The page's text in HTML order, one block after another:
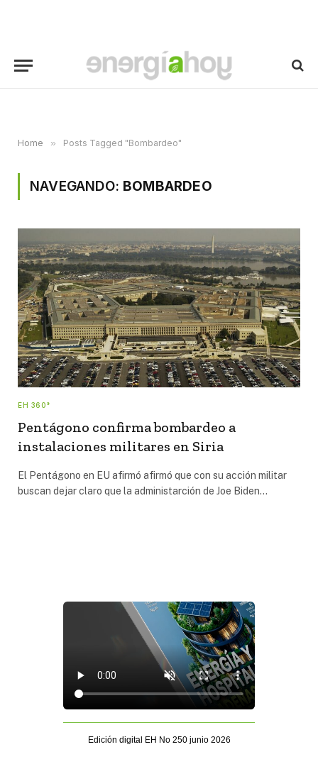
Home » Posts Tagged "Bombardeo"
NAVEGANDO: BOMBARDEO
EH 360°
Pentágono confirma bombardeo a
instalaciones militares en Siria
El Pentágono en EU afirmó afirmó que con su acción militar
buscan dejar claro que la administarción de Joe Biden…
Edición digital EH No 250 junio 2026